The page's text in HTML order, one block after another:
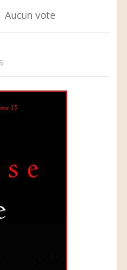
Aucun vote